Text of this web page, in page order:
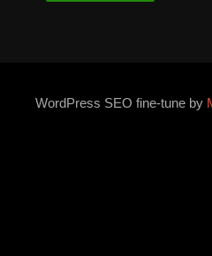
WordPress SEO fine-tune by